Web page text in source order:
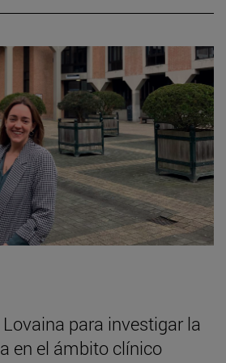
para investigar la
en el ámbito clínico